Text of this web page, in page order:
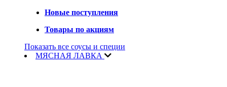
Новые поступления
Товары по акциям
Показать все соусы и специи
МЯСНАЯ ЛАВКА